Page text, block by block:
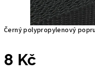
Černý polypropylenový
8 Kč